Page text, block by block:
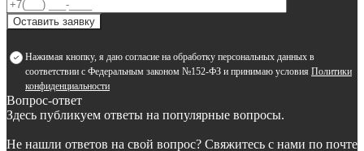
Оставить заявку
Нажимая кнопку, я даю согласие на обработку персональных данных в
соответствии с Федеральным законом №152-ФЗ и принимаю условия Политики
конфиденциальности
Вопрос-ответ
Здесь публикуем ответы на популярные вопросы.
Не нашли ответов на свой вопрос? Свяжитесь с нами по почте